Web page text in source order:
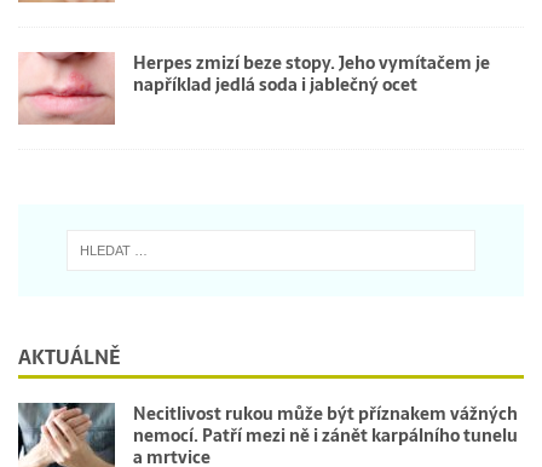
Herpes zmizí beze stopy. Jeho vymítačem je
například jedlá soda i jablečný ocet
AKTUÁLNĚ
Necitlivost rukou může být příznakem vážných
nemocí. Patří mezi ně i zánět karpálního tunelu
a mrtvice